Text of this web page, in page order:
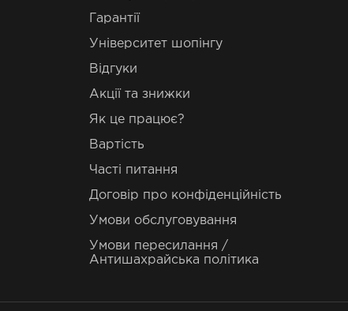
Гарантії
Університет шопінгу
Відгуки
Акції та знижки
Як це працює?
Вартість
Часті питання
Договір про конфіденційність
Умови обслуговування
Умови пересилання /
Антишахрайська політика